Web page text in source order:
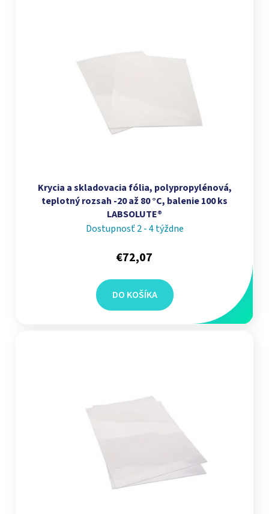
Krycia a skladovacia fólia, polypropylénová,
teplotný rozsah -20 až 80 °C, balenie 100 ks
LABSOLUTE®
Dostupnosť 2 - 4 týždne
€72,07
DO KOŠÍKA